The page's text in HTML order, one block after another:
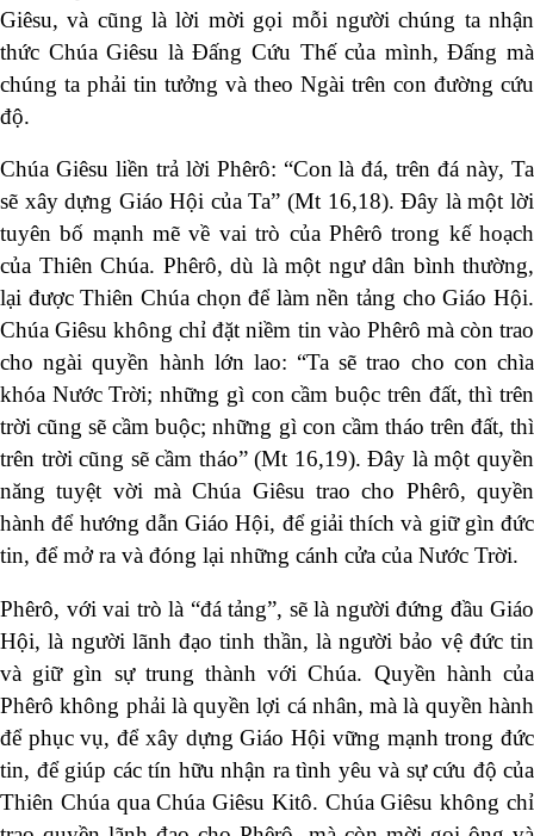
Giêsu, và cũng là lời mời gọi mỗi người chúng ta nhận
thức Chúa Giêsu là Đấng Cứu Thế của mình, Đấng mà
chúng ta phải tin tưởng và theo Ngài trên con đường cứu
độ.
Chúa Giêsu liền trả lời Phêrô: “Con là đá, trên đá này, Ta
sẽ xây dựng Giáo Hội của Ta” (Mt 16,18). Đây là một lời
tuyên bố mạnh mẽ về vai trò của Phêrô trong kế hoạch
của Thiên Chúa. Phêrô, dù là một ngư dân bình thường,
lại được Thiên Chúa chọn để làm nền tảng cho Giáo Hội.
Chúa Giêsu không chỉ đặt niềm tin vào Phêrô mà còn trao
cho ngài quyền hành lớn lao: “Ta sẽ trao cho con chìa
khóa Nước Trời; những gì con cầm buộc trên đất, thì trên
trời cũng sẽ cầm buộc; những gì con cầm tháo trên đất, thì
trên trời cũng sẽ cầm tháo” (Mt 16,19). Đây là một quyền
năng tuyệt vời mà Chúa Giêsu trao cho Phêrô, quyền
hành để hướng dẫn Giáo Hội, để giải thích và giữ gìn đức
tin, để mở ra và đóng lại những cánh cửa của Nước Trời.
Phêrô, với vai trò là “đá tảng”, sẽ là người đứng đầu Giáo
Hội, là người lãnh đạo tinh thần, là người bảo vệ đức tin
và giữ gìn sự trung thành với Chúa. Quyền hành của
Phêrô không phải là quyền lợi cá nhân, mà là quyền hành
để phục vụ, để xây dựng Giáo Hội vững mạnh trong đức
tin, để giúp các tín hữu nhận ra tình yêu và sự cứu độ của
Thiên Chúa qua Chúa Giêsu Kitô. Chúa Giêsu không chỉ